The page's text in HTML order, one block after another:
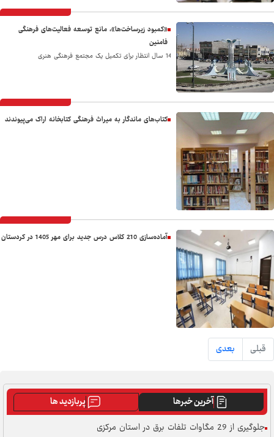
«کمبود زیرساخت‌ها»، مانع توسعه فعالیت‌های فرهنگی
فامنین
14 سال انتظار برای تکمیل یک مجتمع فرهنگی هنری
کتاب‌های ماندگار به میراث فرهنگی کتابخانه اراک می‌پیوندند
آماده‌سازی 210 کلاس درس جدید برای مهر 1405 در کردستان
قبلی بعدی
آخرین خبرها
پربازدید ها
جلوگیری از 29 مگاوات تلفات برق در استان مرکزی